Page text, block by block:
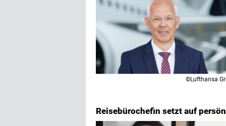
©Lufthansa
Reisebürochefin setzt auf